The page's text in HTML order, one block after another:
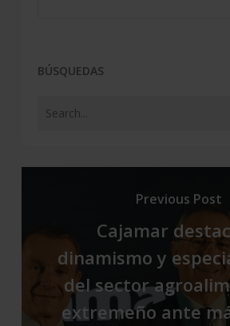
BÚSQUEDAS
Previous Post
Cajamar
dinamismo y
del sector
extremeño ante